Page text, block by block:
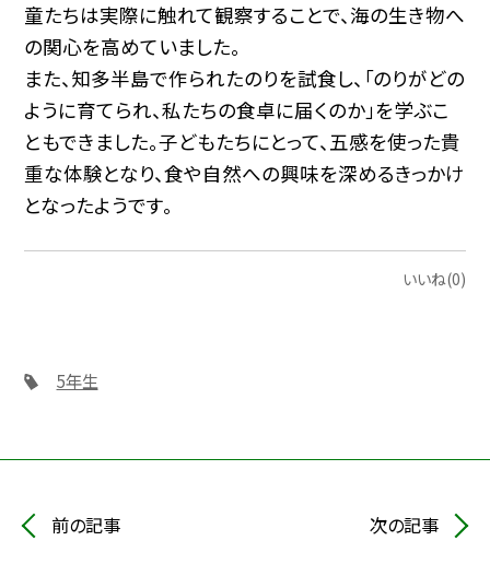
童たちは実際に触れて観察することで、海の生き物へ
の関心を高めていました。
また、知多半島で作られたのりを試食し、「のりがどの
ように育てられ、私たちの食卓に届くのか」を学ぶこ
ともできました。子どもたちにとって、五感を使った貴
重な体験となり、食や自然への興味を深めるきっかけ
となったようです。
いいね(0)
5年生
前の記事 次の記事